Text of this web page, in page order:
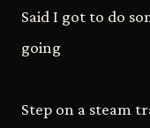
Said I got to do
going
Step on a steam